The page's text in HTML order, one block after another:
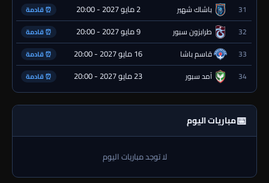
31 باشاك شهير 2 مايو 2027 - 20:00 ⏰ قادمة
32 طرابزون سبور 9 مايو 2027 - 20:00 ⏰ قادمة
33 قاسم باشا 16 مايو 2027 - 20:00 ⏰ قادمة
34 آمد سبور 23 مايو 2027 - 20:00 ⏰ قادمة
📅مباريات اليوم
لا توجد مباريات اليوم